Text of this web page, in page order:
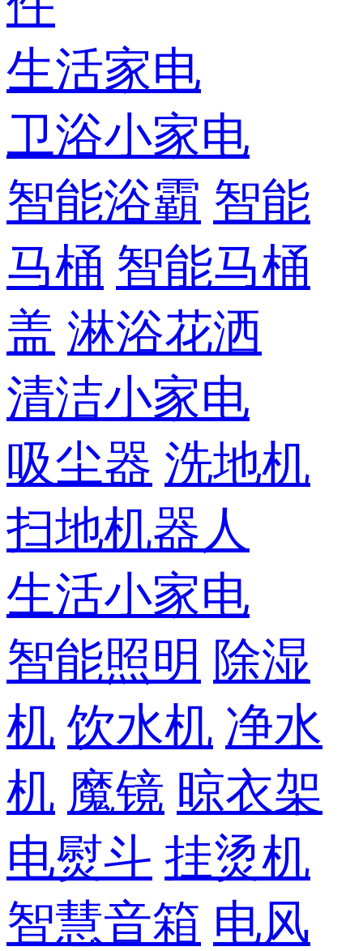
生活家电
卫浴小家电
智能浴霸 智能
马桶 智能马桶
盖 淋浴花洒
清洁小家电
吸尘器 洗地机
扫地机器人
生活小家电
智能照明 除湿
机 饮水机 净水
机 魔镜 晾衣架
电熨斗 挂烫机
智慧音箱 电风